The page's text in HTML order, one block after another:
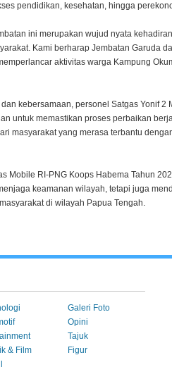
pendidikan, kesehatan, hingga
ini merupakan wujud nyata
Kami berharap Jembatan Garuda
aktivitas warga Kampung
kebersamaan, personel Satgas Yonif 2
untuk memastikan proses perbaikan
masyarakat yang merasa terbantu
Mobile RI-PNG Koops Habema Tahun
keamanan wilayah, tetapi juga
di wilayah Papua Tengah.
& Film
Galeri Foto
Opini
Tajuk
Figur